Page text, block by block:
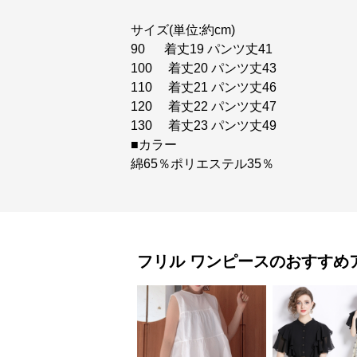
サイズ(単位:約cm)
90 着丈19 パンツ丈41
100 着丈20 パンツ丈43
110 着丈21 パンツ丈46
120 着丈22 パンツ丈47
130 着丈23 パンツ丈49
■カラー
綿65％ポリエステル35％
フリル ワンピースのおすすめ